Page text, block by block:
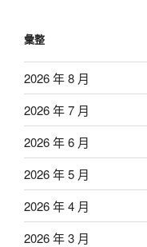
彙整
2026 年 8 月
2026 年 7 月
2026 年 6 月
2026 年 5 月
2026 年 4 月
2026 年 3 月